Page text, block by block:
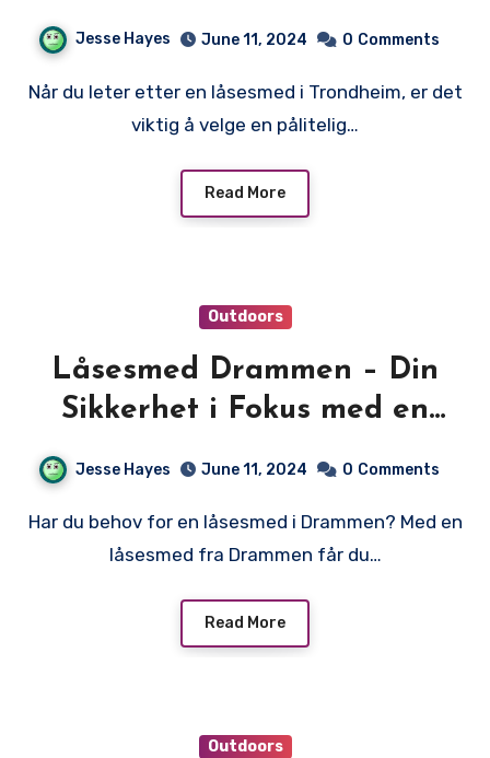
Jesse Hayes June 11, 2024 0 Comments
Når du leter etter en låsesmed i Trondheim, er det
viktig å velge en pålitelig…
Read More
Outdoors
Låsesmed Drammen – Din
Sikkerhet i Fokus med en
Jesse Hayes June 11, 2024 0 Comments
Har du behov for en låsesmed i Drammen? Med en
låsesmed fra Drammen får du…
Read More
Outdoors